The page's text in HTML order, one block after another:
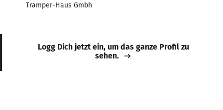
Tramper-Haus Gmbh
Logg Dich jetzt ein, um das ganze Profil zu
sehen.